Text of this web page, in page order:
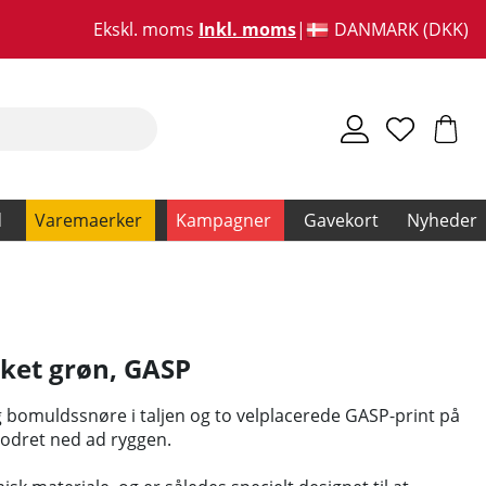
Ekskl. moms Inkl. moms DANMARK (DKK)
Varemaerker Kampagner Gavekort Nyheder
grøn, GASP
bomuldssnøre i taljen og to velplacerede GASP-print på
ned ad ryggen.